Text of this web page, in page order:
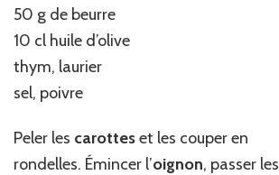
50 g de beurre
10 cl huile d’olive
thym, laurier
sel, poivre
Peler les carotteset les couper en
rondelles. Émincer l’oignon, passer les